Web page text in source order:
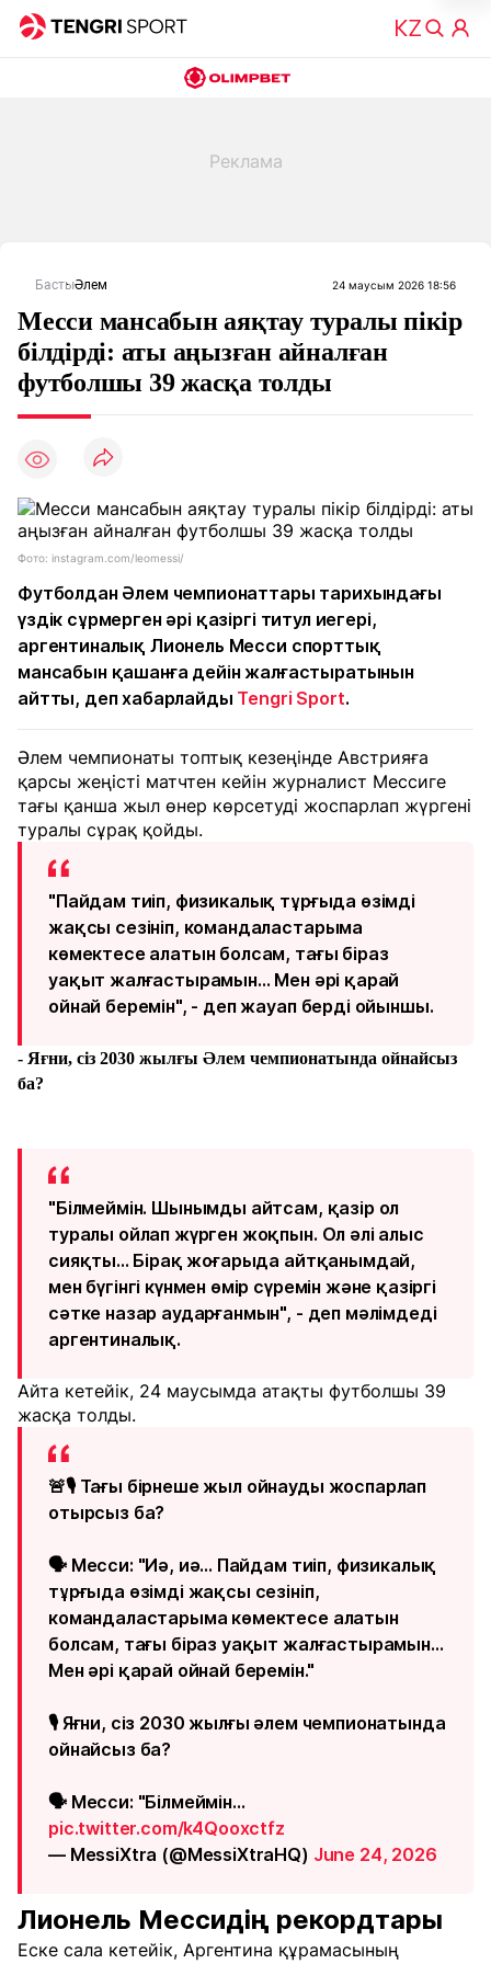
БастыӘлем 24 маусым 2026 18:56
Месси мансабын аяқтау туралы пікір
білдірді: аты аңызған айналған
футболшы 39 жасқа толды
Фото: instagram.com/leomessi/
Футболдан Әлем чемпионаттары тарихындағы
үздік сұрмерген әрі қазіргі титул иегері,
аргентиналық Лионель Месси спорттық
мансабын қашанға дейін жалғастыратынын
айтты, деп хабарлайды Tengri Sport.
Әлем чемпионаты топтық кезеңінде Австрияға
қарсы жеңісті матчтен кейін журналист Мессиге
тағы қанша жыл өнер көрсетуді жоспарлап жүргені
туралы сұрақ қойды.
"Пайдам тиіп, физикалық тұрғыда өзімді
жақсы сезініп, командаластарыма
көмектесе алатын болсам, тағы біраз
уақыт жалғастырамын... Мен әрі қарай
ойнай беремін", - деп жауап берді ойыншы.
- Яғни, сіз 2030 жылғы Әлем чемпионатында ойнайсыз
ба?
"Білмеймін. Шынымды айтсам, қазір ол
туралы ойлап жүрген жоқпын. Ол әлі алыс
сияқты... Бірақ жоғарыда айтқанымдай,
мен бүгінгі күнмен өмір сүремін және қазіргі
сәтке назар аударғанмын", - деп мәлімдеді
аргентиналық.
Айта кетейік, 24 маусымда атақты футболшы 39
жасқа толды.
🚨🎙️ Тағы бірнеше жыл ойнауды жоспарлап
отырсыз ба?
🗣️ Месси: "Иә, иә... Пайдам тиіп, физикалық
тұрғыда өзімді жақсы сезініп,
командаластарыма көмектесе алатын
болсам, тағы біраз уақыт жалғастырамын...
Мен әрі қарай ойнай беремін."
🎙️ Яғни, сіз 2030 жылғы әлем чемпионатында
ойнайсыз ба?
🗣️ Месси: "Білмеймін...
pic.twitter.com/k4Qooxctfz
— MessiXtra (@MessiXtraHQ) June 24, 2026
Лионель Мессидің рекордтары
Еске сала кетейік, Аргентина құрамасының